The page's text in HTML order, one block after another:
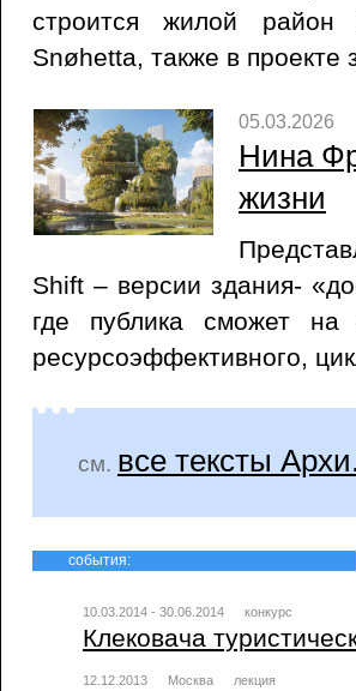
строится жилой район
Snøhetta, также в проекте
05.03.2026
Нина
жизни
Shift – версии здания-
где публика сможет на
ресурсоэффективного,
см. все тексты
события:
10.03.2014 - 30.06.2014 конкурс
Клековача
12.12.2013 Москва лекция